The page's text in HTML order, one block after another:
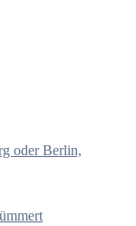
oder Berlin,